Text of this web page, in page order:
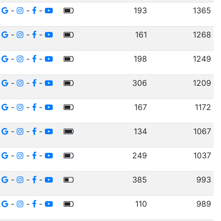
- - - 193 1365
- - - 161 1268
- - - 198 1249
- - - 306 1209
- - - 167 1172
- - - 134 1067
- - - 249 1037
- - - 385 993
- - - 110 989